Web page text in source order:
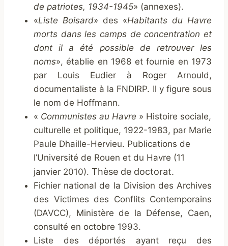
de patriotes, 1934-1945» (annexes).
«Liste Boisard» des «Habitants du Havre
morts dans les camps de concentration et
dont il a été possible de retrouver les
noms», établie en 1968 et fournie en 1973
par Louis Eudier à Roger Arnould,
documentaliste à la FNDIRP. Il y figure sous
le nom de Hoffmann.
« Communistes au Havre » Histoire sociale,
culturelle et politique, 1922-1983, par Marie
Paule Dhaille-Hervieu. Publications de
l’Université de Rouen et du Havre (11
janvier 2010). Thèse de doctorat.
Fichier national de la Division des Archives
des Victimes des Conflits Contemporains
(DAVCC), Ministère de la Défense, Caen,
consulté en octobre 1993.
Liste des déportés ayant reçu des